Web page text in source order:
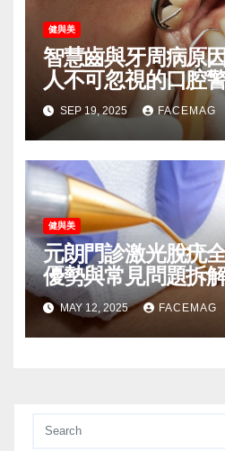
健與美
智慧齒與牙周病原
人不可忽視的口腔
SEP 19, 2025 FACEMAG
健與美
元朗門診激光脫疣
優勢與常見問題拆
康指南
MAY 12, 2025 FACEMAG